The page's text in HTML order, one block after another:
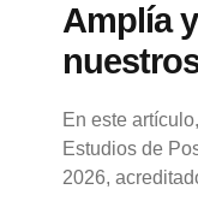
Amplía
En este
Estudios de
2026,